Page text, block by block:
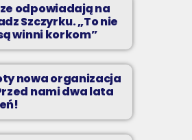
odpowiadają na
Szczyrku. „To nie
winni korkom”
nowa organizacja
nami dwa lata